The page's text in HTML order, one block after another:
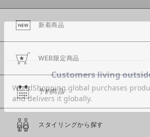
カラー
価格
新着商品
WEB限定商品
予約商品
スタイリングから探す